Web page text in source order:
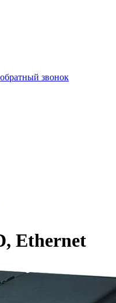
обратный звонок
Ethernet